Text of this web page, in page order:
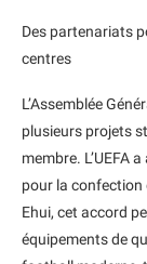
Des partenariats
centres
L’Assemblée
plusieurs projets
membre. L’UEFA
pour la confection
Ehui, cet accord
équipements de